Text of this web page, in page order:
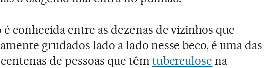
é conhecida entre as dezenas de vizinhos que
grudados lado a lado nesse beco, é uma das
de pessoas que têm tuberculose na